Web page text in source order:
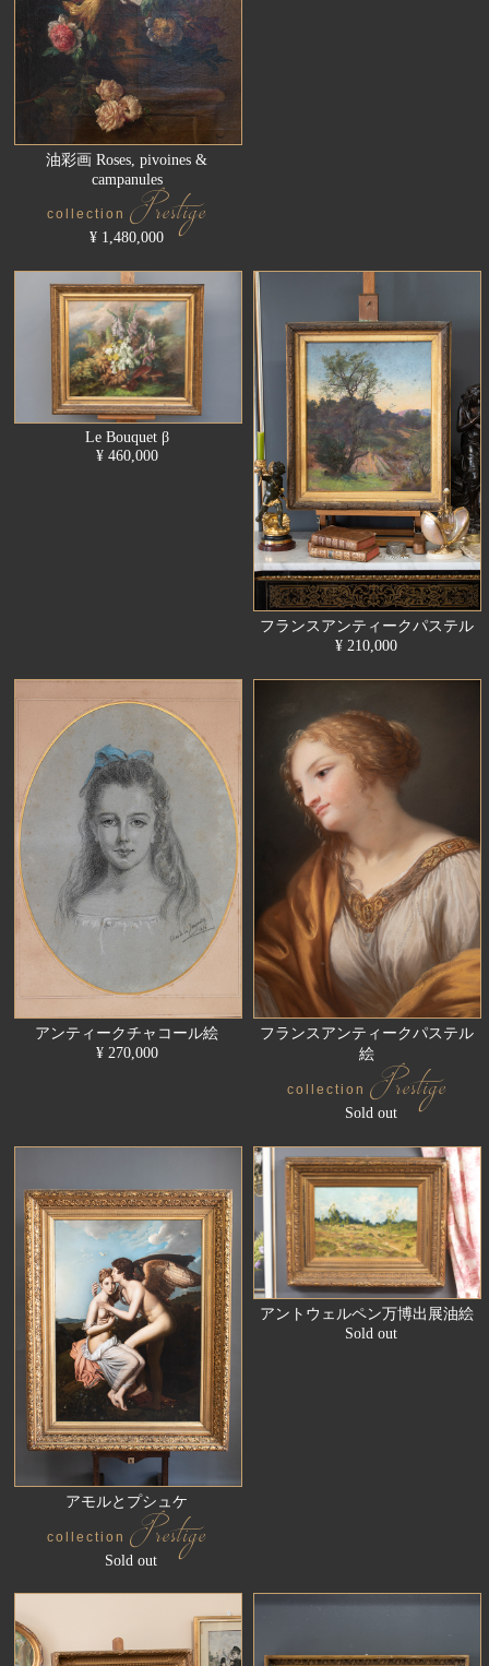
油彩画 Roses, pivoines &
campanules
collection Prestige
¥ 1,480,000
Le Bouquet β
¥ 460,000
フランスアンティークパステル
¥ 210,000
アンティークチャコール絵
¥ 270,000
フランスアンティークパステル
絵
collection Prestige
Sold out
アモルとプシュケ
collection Prestige
Sold out
アントウェルペン万博出展油絵
Sold out